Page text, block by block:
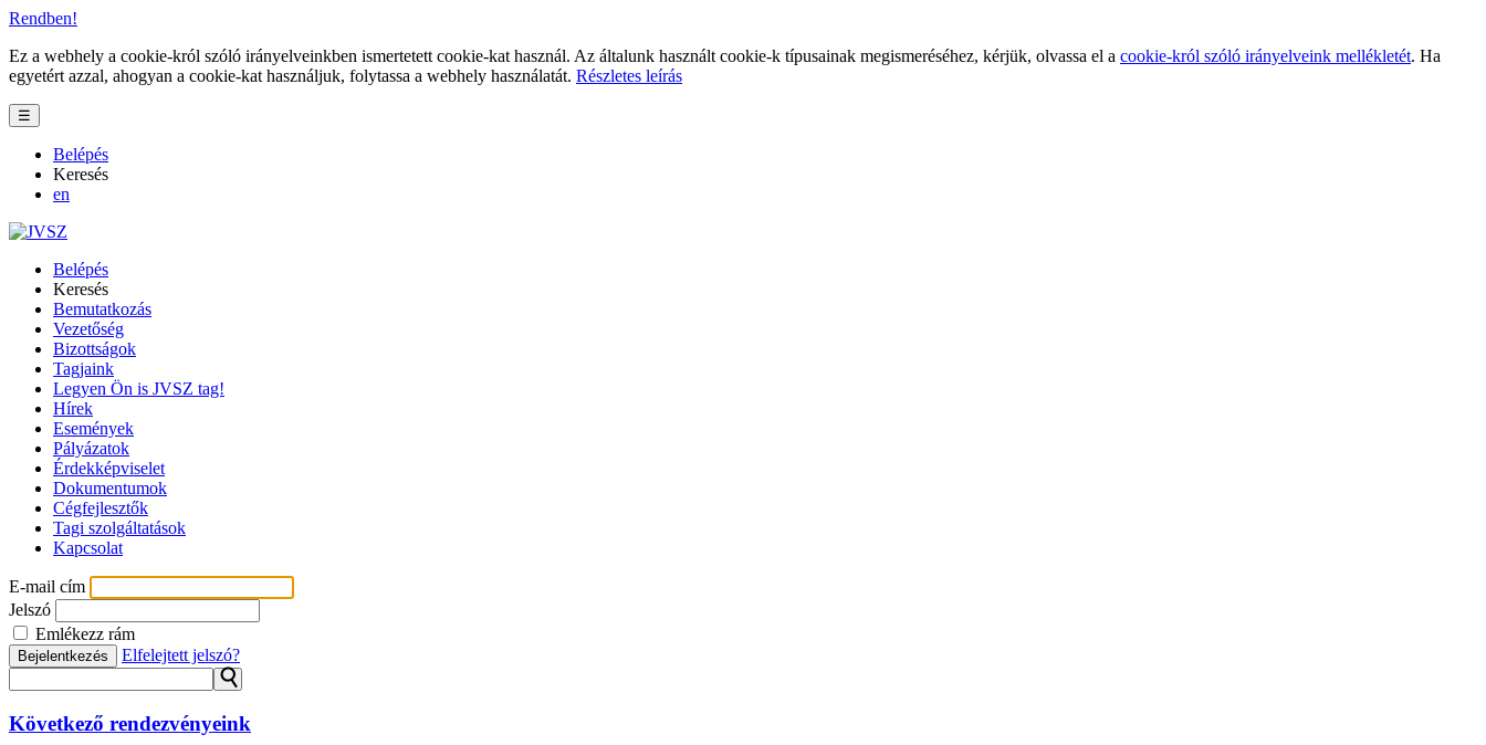
Rendben!
Ez a webhely a cookie-król szóló irányelveinkben ismertetett cookie-kat használ. Az általunk használt cookie-k típusainak megismeréséhez, kérjük, olvassa el a cookie-król szóló irányelveink mellékletét. Ha
egyetért azzal, ahogyan a cookie-kat használjuk, folytassa a webhely használatát. Részletes leírás
☰
Belépés
Keresés
en
Belépés
Keresés
Bemutatkozás
Vezetőség
Bizottságok
Tagjaink
Legyen Ön is JVSZ tag!
Hírek
Események
Pályázatok
Érdekképviselet
Dokumentumok
Cégfejlesztők
Tagi szolgáltatások
Kapcsolat
E-mail cím
Jelszó
Emlékezz rám
Bejelentkezés Elfelejtett jelszó?
⚲
Következő rendezvényeink